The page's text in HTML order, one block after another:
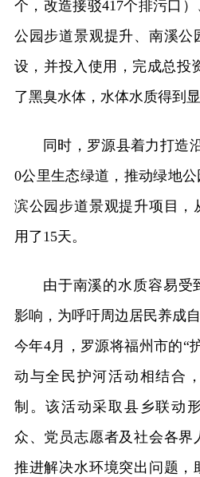
个，改造接驳417个排污口
公园步道景观提升、南溪公
设，并投入使用，完成总投
了黑臭水体，水体水质得到显
同时，罗源县着力打造
0公里生态绿道，推动绿地
滨公园步道景观提升项目，
用了15天。
由于南溪的水质容易受
影响，为呼吁周边居民养成
今年4月，罗源将福州市的“
动与全民护河活动相结合
制。该活动采取县乡联动
众、党员志愿者及社会各界
推进解决水环境突出问题，